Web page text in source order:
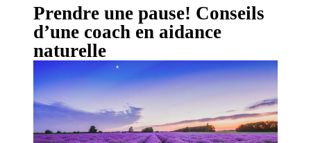
Prendre une pause! Conseils
d’une coach en aidance
naturelle